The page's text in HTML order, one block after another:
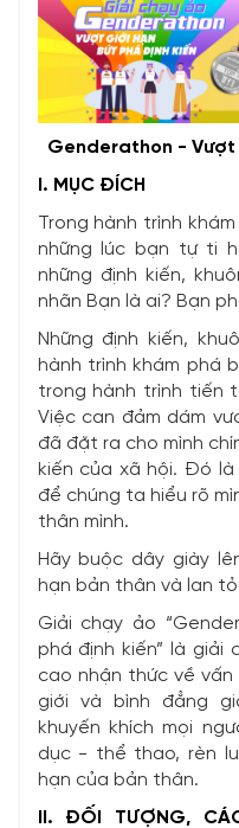
Genderathon -
I. MỤC ĐÍCH
Trong hành trình
những lúc bạn tự ti
những định kiến,
nhãn Bạn là ai? Bạn
Những định kiến,
hành trình khám phá
trong hành trình tiến
Việc can đảm dám
đã đặt ra cho mình
kiến của xã hội. Đó
để chúng ta hiểu rõ
thân mình.
Hãy buộc dây giày
hạn bản thân và lan
Giải chạy ảo
phá định kiến” là giải
cao nhận thức về vấn
giới và bình đẳng
khuyến khích mọi
dục - thể thao, rèn
hạn của bản thân.
II. ĐỐI TƯỢNG,